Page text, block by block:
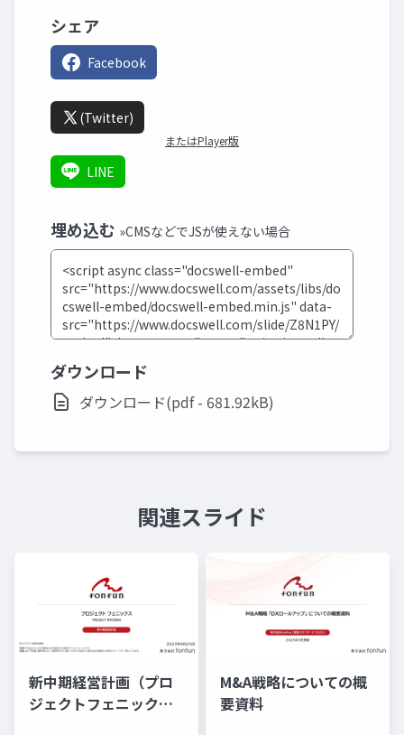
シェア
Facebook
(Twitter)
またはPlayer版
LINE
埋め込む »CMSなどでJSが使えない場合
ダウンロード
ダウンロード(pdf - 681.92kB)
関連スライド
新中期経営計画（プロ
ジェクトフェニック
M&A戦略についての概
要資料